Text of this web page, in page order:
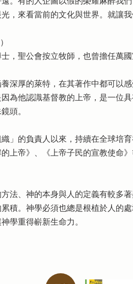
，來看當前的文化與世界。就讓
，聖公會按立牧師，也曾擔任萬國
深厚的萊特，在其著作中都可以
為他認識基督教的上帝，是一位
頭。
」的負責人以來，持續在全球培
上帝》、《上帝子民的宣教使命
法、神的本身與人的定義有較多
積。神學必須也總是根植於人的
學重得嶄新生命力。